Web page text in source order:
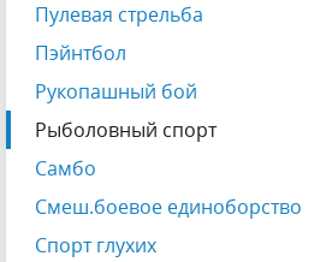
Пулевая стрельба
Пэйнтбол
Рукопашный бой
Рыболовный спорт
Самбо
Смеш.боевое единоборство
Спорт глухих